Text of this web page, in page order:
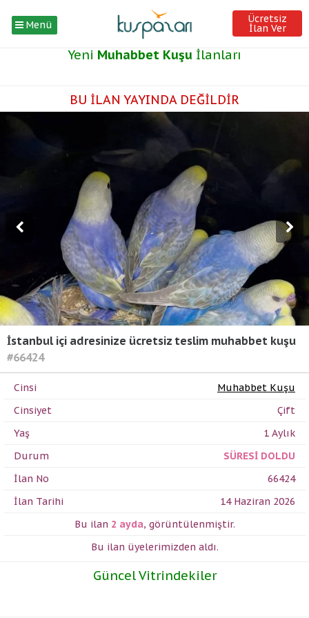
Menü Ücretsiz
İlan Ver
Yeni Muhabbet Kuşu İlanları
BU İLAN YAYINDA DEĞİLDİR
İstanbul içi adresinize ücretsiz teslim muhabbet kuşu
#66424
Cinsi
Muhabbet Kuşu
Cinsiyet
Çift
Yaş
1 Aylık
Durum
SÜRESİ DOLDU
İlan No
66424
İlan Tarihi
14 Haziran 2026
Bu ilan 2 ayda, görüntülenmiştir.
Bu ilan üyelerimizden aldı.
Güncel Vitrindekiler